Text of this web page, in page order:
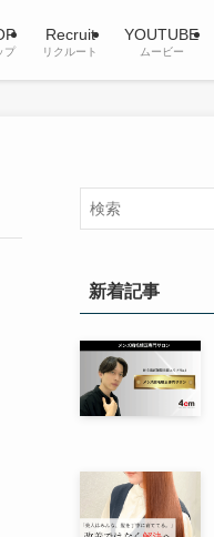
プ
Recruit
リクルート
YOUTUBE
ムービー
新着記事